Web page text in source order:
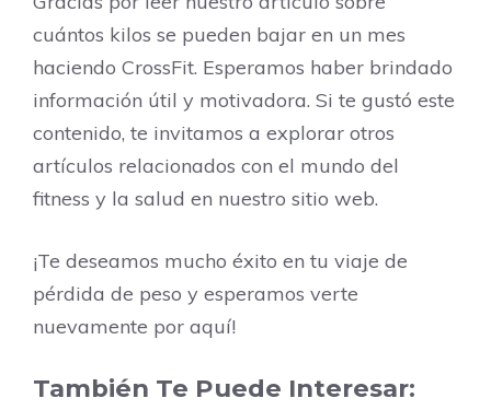
cuántos kilos se pueden bajar en un mes
haciendo CrossFit. Esperamos haber brindado
información útil y motivadora. Si te gustó este
contenido, te invitamos a explorar otros
artículos relacionados con el mundo del
fitness y la salud en nuestro sitio web.
¡Te deseamos mucho éxito en tu viaje de
pérdida de peso y esperamos verte
nuevamente por aquí!
También Te Puede Interesar: